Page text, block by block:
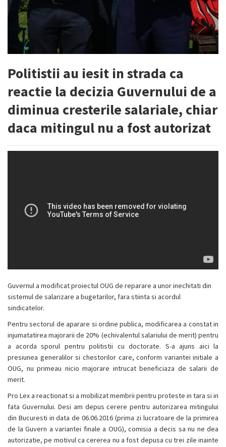
Politistii au iesit in strada ca
reactie la decizia Guvernului de a
diminua cresterile salariale, chiar
daca mitingul nu a fost autorizat
Guvernul a modificat proiectul OUG de reparare a unor inechitati din
sistemul de salarizare a bugetarilor, fara stiinta si acordul
sindicatelor.
Pentru sectorul de aparare si ordine publica, modificarea a constat in
injumatatirea majorarii de 20% (echivalentul salariului de merit) pentru
a acorda sporul pentru politistii cu doctorate. S-a ajuns aici la
presiunea generalilor si chestorilor care,conform variantei initiale a
OUG, nu primeau nicio majorare intrucat beneficiaza de salarii de
merit.
Pro Lex a reactionat si a mobilizat membrii pentru proteste in tara si in
fata Guvernului. Desi am depus cerere pentru autorizarea mitingului
din Bucuresti in data de 06.06.2016 (prima zi lucratoare de la primirea
de la Guvern a variantei finale a OUG), comisia a decis sa nu ne dea
autorizatie, pe motivul ca cererea nu a fost depusa cu trei zile inainte